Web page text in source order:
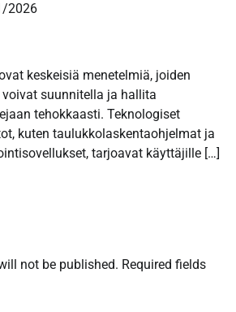
2026
keskeisiä menetelmiä, joiden
suunnitella ja hallita
tehokkaasti. Teknologiset
kuten taulukkolaskentaohjelmat ja
tarjoavat käyttäjille […]
not be published. Required fields